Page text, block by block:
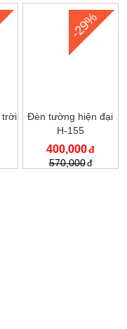
trời
-29%
Đèn tường hiện đại
H-155
400,000
570,000